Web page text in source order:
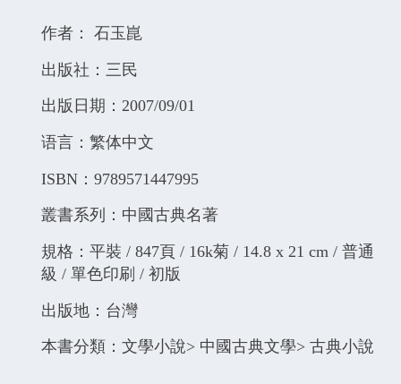
作者： 石玉崑
出版社：三民
出版日期：2007/09/01
语言：繁体中文
ISBN：9789571447995
叢書系列：中國古典名著
規格：平裝 / 847頁 / 16k菊 / 14.8 x 21 cm / 普通
級 / 單色印刷 / 初版
出版地：台灣
本書分類：文學小說> 中國古典文學> 古典小說